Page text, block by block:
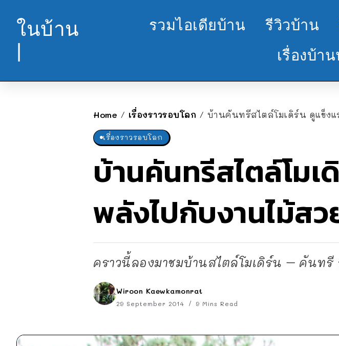
ในบ้าน
|
รวมไอเดียบ้าน รีวิวบ้าน
เรื่องบ้า
Home / เรื่องราวรอบโลก / บ้านคันทรีสไตล์โมเดิร์น ดูแข็ง
เรื่องราวรอบโลก
บ้านคันทรีสไตล์โม
พลังไปกับงานไม้ส
คราวนี้ลองมาชมบ้านสไตล์โมเดิร์น – คันทรี
Wiroon Kaewkamonrat
29 September 2014 9 Mins Read